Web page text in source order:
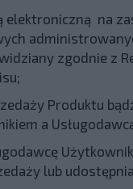
na
zgodnie z
Produktu
a
lub